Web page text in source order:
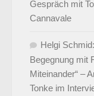
Gespräch mit
Cannavale
Helgi
Begegnung mit
Miteinander“ –
Tonke im